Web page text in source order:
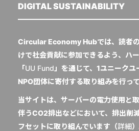
DIGITAL SUSTAINABILITY
Circular Economy Hubでは、読者
けで社会貢献に参加できるよう、ハ
「UU Fund 」を通じて、1ユニーク
NPO団体に寄付する取り組みを行って
当サイトは、サーバーの電力使用と
伴うCO2排出などにおいて、排出削
フセットに取り組んでいます（詳細）